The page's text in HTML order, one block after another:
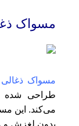
مسواک
مسواک ذغالی
طراحی شده
می‌کند. این